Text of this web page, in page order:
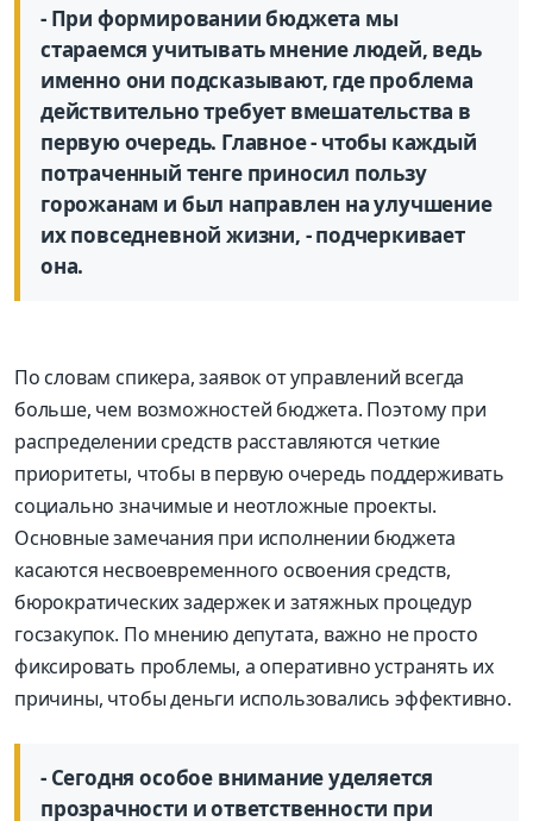
- При формировании бюджета мы
стараемся учитывать мнение людей, ведь
именно они подсказывают, где проблема
действительно требует вмешательства в
первую очередь. Главное - чтобы каждый
потраченный тенге приносил пользу
горожанам и был направлен на улучшение
их повседневной жизни, - подчеркивает
она.
По словам спикера, заявок от управлений всегда
больше, чем возможностей бюджета. Поэтому при
распределении средств расставляются четкие
приоритеты, чтобы в первую очередь поддерживать
социально значимые и неотложные проекты.
Основные замечания при исполнении бюджета
касаются несвоевременного освоения средств,
бюрократических задержек и затяжных процедур
госзакупок. По мнению депутата, важно не просто
фиксировать проблемы, а оперативно устранять их
причины, чтобы деньги использовались эффективно.
- Сегодня особое внимание уделяется
прозрачности и ответственности при